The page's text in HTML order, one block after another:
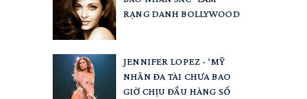
RẠNG DANH BOLLYWOOD
JENNIFER LOPEZ - 'MỸ
NHÂN ĐA TÀI CHƯA BAO
GIỜ CHỊU ĐẦU HÀNG SỐ